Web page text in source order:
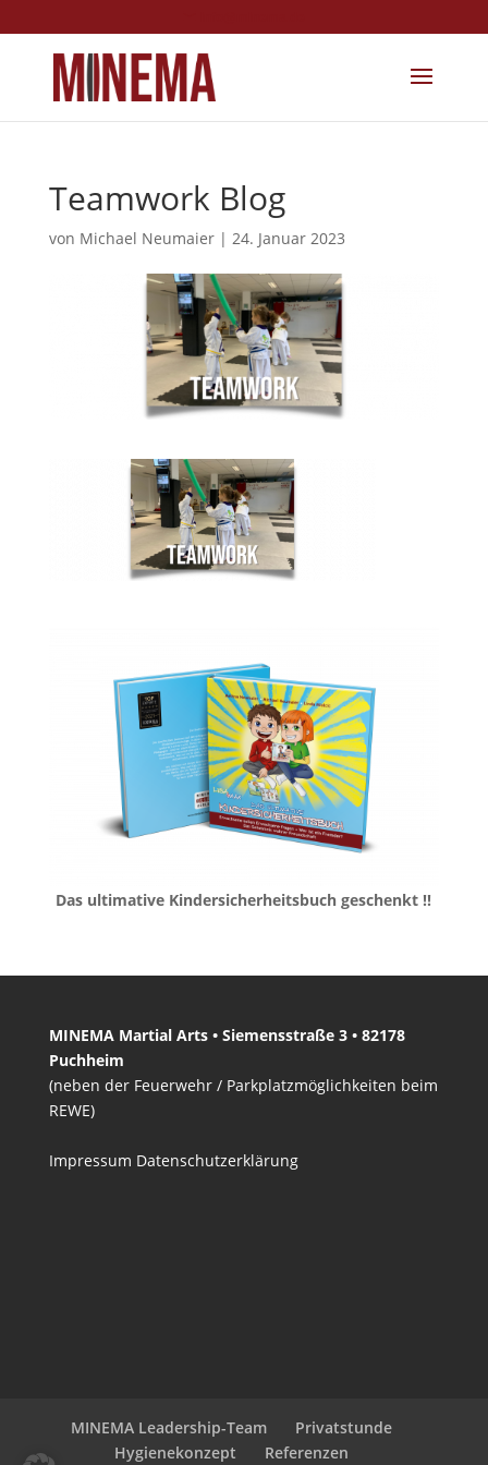
Teamwork Blog
von Michael Neumaier| 24. Januar 2023
Das ultimative Kindersicherheitsbuch geschenkt !!
MINEMA Martial Arts • Siemensstraße 3 • 82178
Puchheim
(neben der Feuerwehr / Parkplatzmöglichkeiten beim
REWE)
Impressum Datenschutzerklärung
MINEMA Leadership-Team
Privatstunde
Hygienekonzept
Referenzen